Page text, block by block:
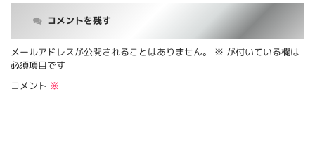
コメントを残す
メールアドレスが公開されることはありません。 ※ が付いている欄は
必須項目です
コメント ※